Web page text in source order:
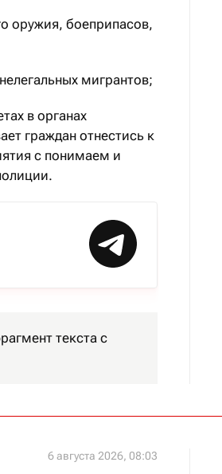
оружия, боеприпасов,
мигрантов;
в органах
граждан отнестись к
с понимаем и
текста с
6 августа 2026, 08:03